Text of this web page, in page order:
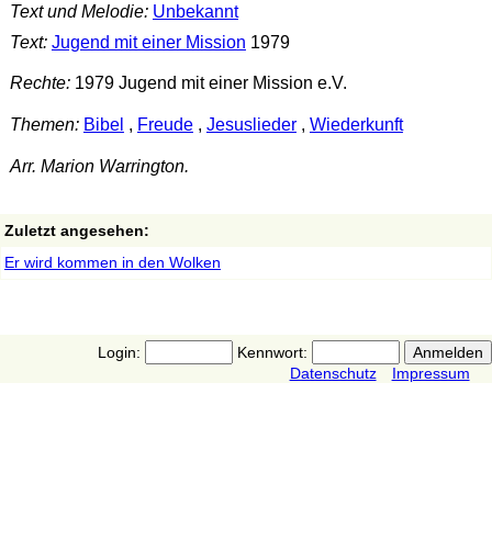
Text und Melodie: Unbekannt
Text: Jugend mit einer Mission 1979
Rechte:1979 Jugend mit einer Mission e.V.
Themen: Bibel , Freude, Jesuslieder, Wiederkunft
Arr. Marion Warrington.
Zuletzt angesehen:
Er wird kommen in den Wolken
Login:
Kennwort:
Datenschutz
Impressum